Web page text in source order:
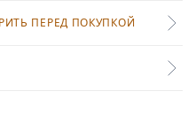
ПЕРЕД ПОКУПКОЙ